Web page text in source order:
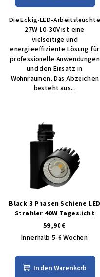
Die Eckig-LED-Arbeitsleuchte
27W 10-30V ist eine
vielseitige und
energieeffiziente Lösung für
professionelle Anwendungen
und den Einsatz in
Wohnräumen. Das Abzeichen
besteht aus...
Black 3 Phasen Schiene LED
Strahler 40W Tageslicht
59,90 €
Innerhalb 5-6 Wochen
In den Warenkorb